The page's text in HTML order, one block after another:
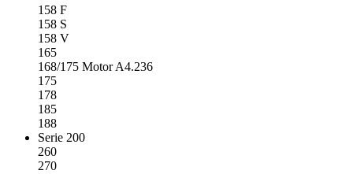
158 F
158 S
158 V
165
168/175 Motor A4.236
175
178
185
188
Serie 200
260
270